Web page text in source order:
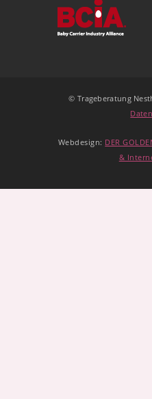
© Trageberatung
Webdesign: DER
&